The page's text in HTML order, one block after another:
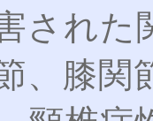
された
、膝関